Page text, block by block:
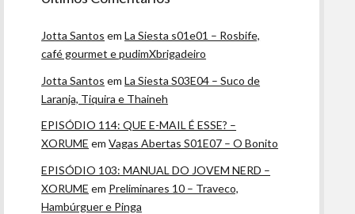
Jotta Santos emLa Siesta s01e01 – Rosbife,
café gourmet e pudimXbrigadeiro
Jotta Santos emLa Siesta S03E04 – Suco de
Laranja, Tiquira e Thaineh
EPISÓDIO 114: QUE E-MAIL É ESSE? –
XORUME emVagas Abertas S01E07 – O Bonito
EPISÓDIO 103: MANUAL DO JOVEM NERD –
XORUME em Preliminares 10 – Traveco,
Hambúrguer e Pinga